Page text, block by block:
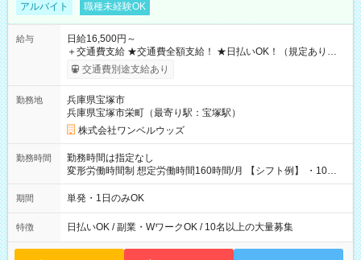
アルバイト 職種未経験OK
給与
日給16,500円～
＋交通費支給 ★交通費全額支給！ ★日払いOK！（規定あり） ┗
働いたその日に現金GET♪ お仕事後はコンビニATMから 日払
交通費別途支給あり
勤務地
兵庫県宝塚市
兵庫県宝塚市栄町（最寄り駅：宝塚駅）
株式会社ワンベルウッズ
勤務時間
勤務時間は指定なし
変形労働時間制 想定労働時間160時間/月 【シフト例】 ・10：
00～20：00
期間 単発・1日のみOK
特徴 日払いOK / 副業・WワークOK / 10名以上の大量募集